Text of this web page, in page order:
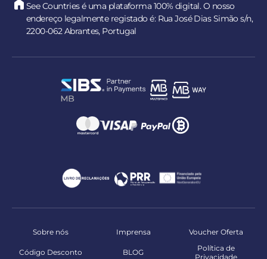
See Countries é uma plataforma 100% digital. O nosso
endereço legalmente registado é: Rua José Dias Simão s/n,
2200-062 Abrantes, Portugal
Sobre nós Imprensa Voucher Oferta
Código Desconto BLOG
Política de
Privacidade